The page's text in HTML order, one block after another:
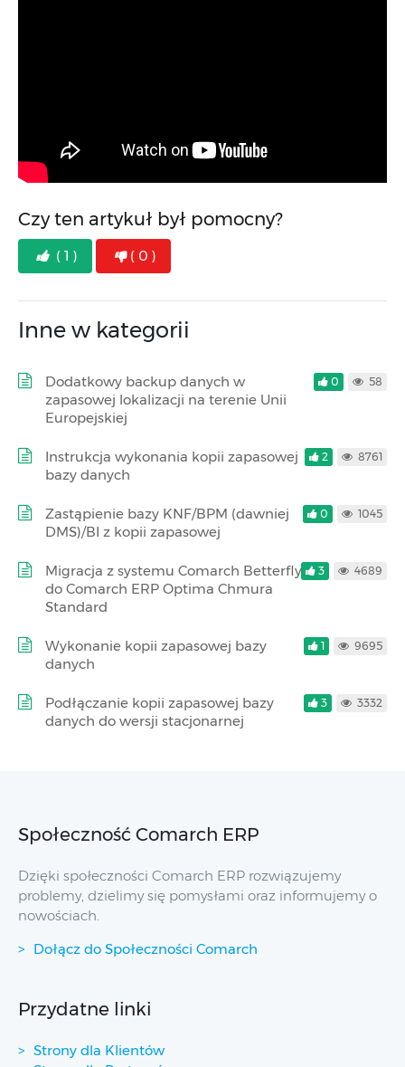
Czy ten artykuł był pomocny?
( 1 ) ( 0 )
Inne w kategorii
Dodatkowy backup danych w
zapasowej lokalizacji na terenie Unii
Europejskiej
0 58
Instrukcja wykonania kopii zapasowej
bazy danych
2 8761
Zastąpienie bazy KNF/BPM (dawniej
DMS)/BI z kopii zapasowej
0 1045
Migracja z systemu Comarch Betterfly
do Comarch ERP Optima Chmura
Standard
3 4689
Wykonanie kopii zapasowej bazy
danych
1 9695
Podłączanie kopii zapasowej bazy
danych do wersji stacjonarnej
3 3332
Społeczność Comarch ERP
Dzięki społeczności Comarch ERP rozwiązujemy
problemy, dzielimy się pomysłami oraz informujemy o
nowościach.
Dołącz do Społeczności Comarch
Przydatne linki
Strony dla Klientów